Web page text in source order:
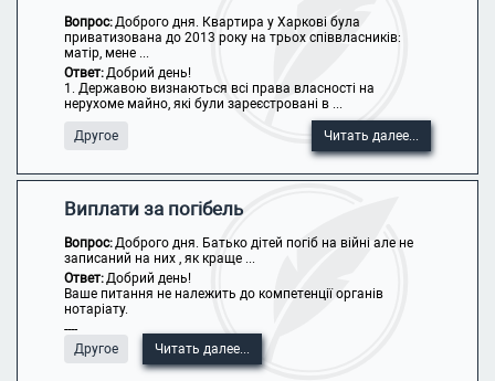
Вопрос:Доброго дня. Квартира у Харкові була
приватизована до 2013 року на трьох співвласників:
матір, мене ...
Ответ:Добрий день!
1. Державою визнаються всі права власності на
нерухоме майно, які були зареєстровані в ...
Другое Читать далее...
Виплати за погібель
Вопрос:Доброго дня. Батько дітей погіб на війні але не
записаний на них , як краще ...
Ответ:Добрий день!
Ваше питання не належить до компетенції органів
нотаріату.
----
Другое
Читать далее...